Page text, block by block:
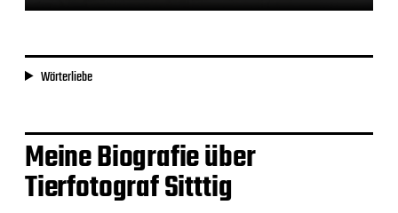
Wörterliebe
Meine Biografie über
Tierfotograf Sitttig